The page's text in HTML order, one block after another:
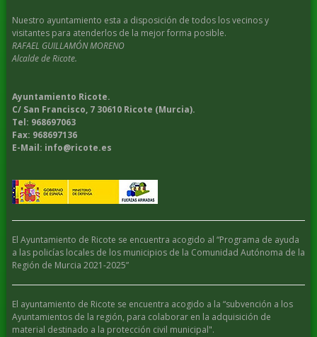
Nuestro ayuntamiento esta a disposición de todos los vecinos y
visitantes para atenderlos de la mejor forma posible.
RAFAEL GUILLAMÓN MORENO
Alcalde de Ricote.
Ayuntamiento Ricote.
C/ San Francisco, 7 30610 Ricote (Murcia).
Tel: 968697063
Fax: 968697136
E-Mail: info@ricote.es
El Ayuntamiento de Ricote se encuentra acogido al “Programa de ayuda
a las policías locales de los municipios de la Comunidad Autónoma de la
Región de Murcia 2021-2025”
El ayuntamiento de Ricote se encuentra acogido a la “subvención a los
Ayuntamientos de la región, para colaborar en la adquisición de
material destinado a la protección civil municipal".